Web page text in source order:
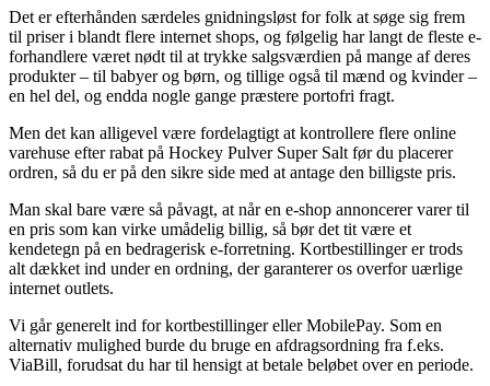
Det er efterhånden særdeles gnidningsløst for folk at søge sig frem
til priser i blandt flere internet shops, og følgelig har langt de fleste e-
forhandlere været nødt til at trykke salgsværdien på mange af deres
produkter – til babyer og børn, og tillige også til mænd og kvinder –
en hel del, og endda nogle gange præstere portofri fragt.
Men det kan alligevel være fordelagtigt at kontrollere flere online
varehuse efter rabat på Hockey Pulver Super Salt før du placerer
ordren, så du er på den sikre side med at antage den billigste pris.
Man skal bare være så påvagt, at når en e-shop annoncerer varer til
en pris som kan virke umådelig billig, så bør det tit være et
kendetegn på en bedragerisk e-forretning. Kortbestillinger er trods
alt dækket ind under en ordning, der garanterer os overfor uærlige
internet outlets.
Vi går generelt ind for kortbestillinger eller MobilePay. Som en
alternativ mulighed burde du bruge en afdragsordning fra f.eks.
ViaBill, forudsat du har til hensigt at betale beløbet over en periode.